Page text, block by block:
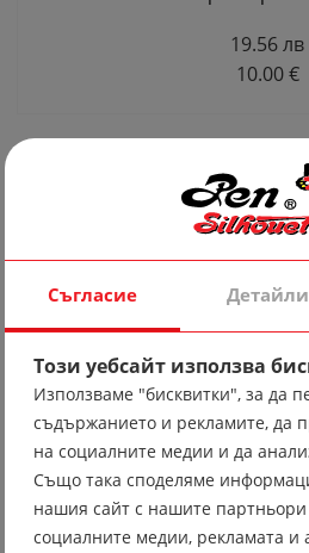
19.56 лв
10.00 €
Фишу 07
19.56 лв
10.00 €
Съгласие Детайли
Този уебсайт използва
Използваме "бисквитки", за да
съдържанието и рекламите, да
на социалните медии и да
Също така споделяме
нашия сайт с нашите партньори
социалните медии, рекламата и